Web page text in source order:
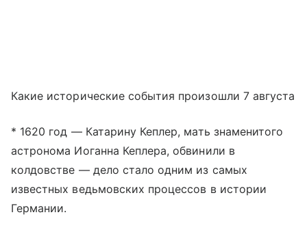
Какие исторические события произошли 7 августа
* 1620 год — Катарину Кеплер, мать знаменитого
астронома Иоганна Кеплера, обвинили в
колдовстве — дело стало одним из самых
известных ведьмовских процессов в истории
Германии.